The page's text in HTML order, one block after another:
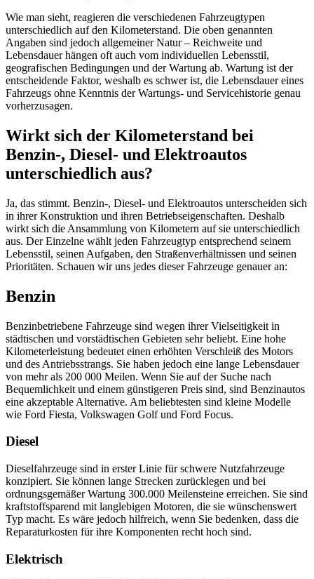
Wie man sieht, reagieren die verschiedenen Fahrzeugtypen
unterschiedlich auf den Kilometerstand. Die oben genannten
Angaben sind jedoch allgemeiner Natur – Reichweite und
Lebensdauer hängen oft auch vom individuellen Lebensstil,
geografischen Bedingungen und der Wartung ab. Wartung ist der
entscheidende Faktor, weshalb es schwer ist, die Lebensdauer eines
Fahrzeugs ohne Kenntnis der Wartungs- und Servicehistorie genau
vorherzusagen.
Wirkt sich der Kilometerstand bei
Benzin-, Diesel- und Elektroautos
unterschiedlich aus?
Ja, das stimmt. Benzin-, Diesel- und Elektroautos unterscheiden sich
in ihrer Konstruktion und ihren Betriebseigenschaften. Deshalb
wirkt sich die Ansammlung von Kilometern auf sie unterschiedlich
aus. Der Einzelne wählt jeden Fahrzeugtyp entsprechend seinem
Lebensstil, seinen Aufgaben, den Straßenverhältnissen und seinen
Prioritäten. Schauen wir uns jedes dieser Fahrzeuge genauer an:
Benzin
Benzinbetriebene Fahrzeuge sind wegen ihrer Vielseitigkeit in
städtischen und vorstädtischen Gebieten sehr beliebt. Eine hohe
Kilometerleistung bedeutet einen erhöhten Verschleiß des Motors
und des Antriebsstrangs. Sie haben jedoch eine lange Lebensdauer
von mehr als 200 000 Meilen. Wenn Sie auf der Suche nach
Bequemlichkeit und einem günstigeren Preis sind, sind Benzinautos
eine akzeptable Alternative. Am beliebtesten sind kleine Modelle
wie Ford Fiesta, Volkswagen Golf und Ford Focus.
Diesel
Dieselfahrzeuge sind in erster Linie für schwere Nutzfahrzeuge
konzipiert. Sie können lange Strecken zurücklegen und bei
ordnungsgemäßer Wartung 300.000 Meilensteine erreichen. Sie sind
kraftstoffsparend mit langlebigen Motoren, die sie wünschenswert
Typ macht. Es wäre jedoch hilfreich, wenn Sie bedenken, dass die
Reparaturkosten für ihre Komponenten recht hoch sind.
Elektrisch